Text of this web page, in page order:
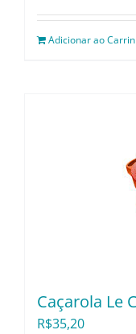
Adicionar ao
Caçarola Le
R$35,20